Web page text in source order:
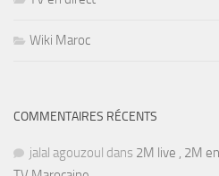
Wiki Maroc
COMMENTAIRES RÉCENTS
jalal agouzoul dans 2M live , 2M